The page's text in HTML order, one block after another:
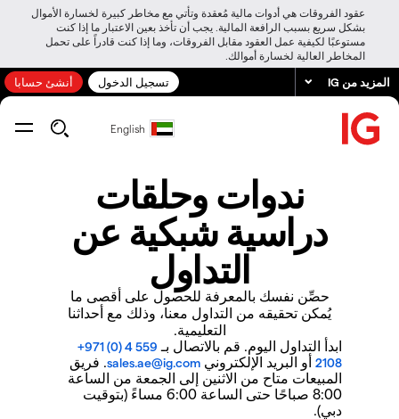
عقود الفروقات هي أدوات مالية مُعقدة وتأتي مع مخاطر كبيرة لخسارة الأموال
بشكل سريع بسبب الرافعة المالية. يجب أن تأخذ بعين الاعتبار ما إذا كنت
مستوعبًا لكيفية عمل العقود مقابل الفروقات، وما إذا كنت قادراً على تحمل
المخاطر العالية لخسارة أموالك.
المزيد من IG تسجيل الدخول أنشئ حسابا
English
ندوات وحلقات
دراسية شبكية عن
التداول
حصِّن نفسك بالمعرفة للحصول على أقصى ما
يُمكن تحقيقه من التداول معنا، وذلك مع أحداثنا
التعليمية.
ابدأ التداول اليوم. قم بالاتصال بـ +971 (0) 4 559
2108 أو البريد الإلكتروني sales.ae@ig.com. فريق
المبيعات متاح من الاثنين إلى الجمعة من الساعة
8:00 صباحًا حتى الساعة 6:00 مساءً (بتوقيت
دبي).